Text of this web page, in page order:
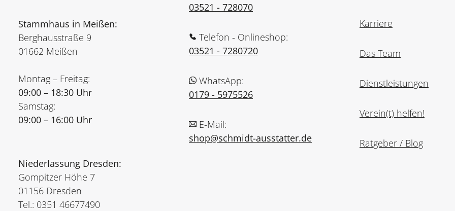
Stammhaus in Meißen:
Berghausstraße 9
01662 Meißen
Montag – Freitag:
09:00 – 18:30 Uhr
Samstag:
09:00 – 16:00 Uhr
Niederlassung Dresden:
Gompitzer Höhe 7
01156 Dresden
Tel.: 0351 46677490
03521 - 728070
Telefon - Onlineshop:
03521 - 7280720
WhatsApp:
0179 - 5975526
E-Mail:
shop@schmidt-ausstatter.de
Karriere
Das Team
Dienstleistungen
Verein(t) helfen!
Ratgeber / Blog